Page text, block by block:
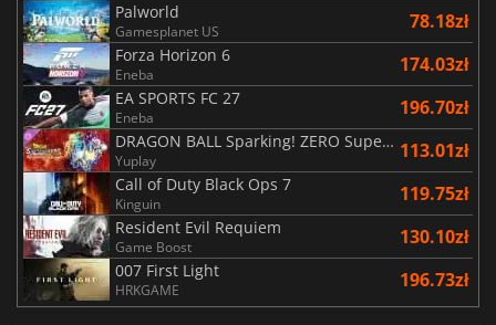
Palworld
Gamesplanet US 78.18zł
Forza Horizon 6
Eneba 174.03zł
EA SPORTS FC 27
Eneba 196.70zł
DRAGON BALL Sparking! ZERO Super Limit Breaking NEO
Yuplay 113.01zł
Call of Duty Black Ops 7
Kinguin 119.75zł
Resident Evil Requiem
Game Boost 130.10zł
007 First Light
HRKGAME 196.73zł